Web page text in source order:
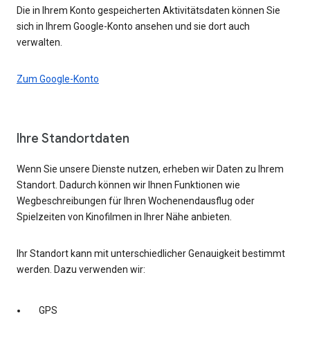
Die in Ihrem Konto gespeicherten Aktivitätsdaten können Sie
sich in Ihrem Google-Konto ansehen und sie dort auch
verwalten.
Zum Google-Konto
Ihre Standortdaten
Wenn Sie unsere Dienste nutzen, erheben wir Daten zu Ihrem
Standort. Dadurch können wir Ihnen Funktionen wie
Wegbeschreibungen für Ihren Wochenendausflug oder
Spielzeiten von Kinofilmen in Ihrer Nähe anbieten.
Ihr Standort kann mit unterschiedlicher Genauigkeit bestimmt
werden. Dazu verwenden wir:
GPS